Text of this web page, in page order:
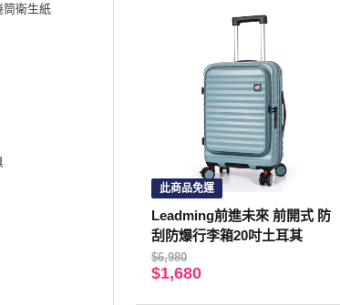
筒衛生紙
此商品免運
Leadming前進未來 前開式 防
刮防爆行李箱20吋土耳其
$6,980
$1,680